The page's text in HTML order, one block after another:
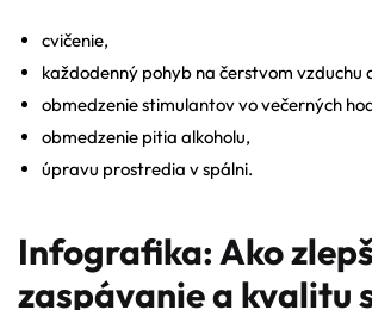
cvičenie,
každodenný pohyb na čerstvom vzduchu
obmedzenie stimulantov vo večerných
obmedzenie pitia alkoholu,
úpravu prostredia v spálni.
Infografika: Ako
zaspávanie a kvalitu